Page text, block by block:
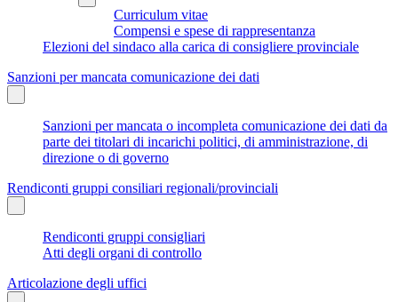
Curriculum vitae
Compensi e spese di rappresentanza
Elezioni del sindaco alla carica di consigliere provinciale
Sanzioni per mancata comunicazione dei dati
Sanzioni per mancata o incompleta comunicazione dei dati da
parte dei titolari di incarichi politici, di amministrazione, di
direzione o di governo
Rendiconti gruppi consiliari regionali/provinciali
Rendiconti gruppi consigliari
Atti degli organi di controllo
Articolazione degli uffici